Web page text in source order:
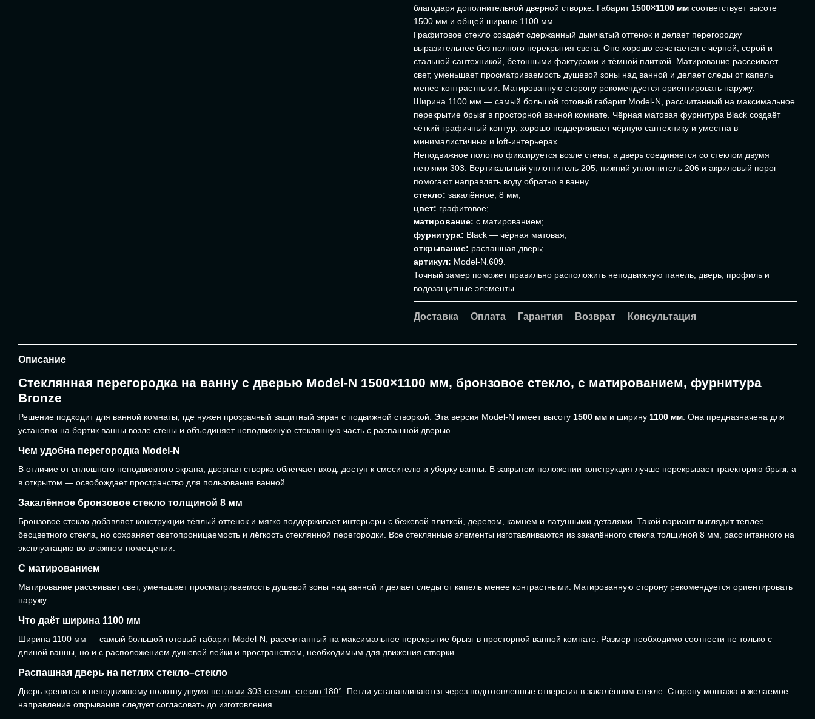
благодаря дополнительной дверной створке. Габарит 1500×1100 мм соответствует высоте
1500 мм и общей ширине 1100 мм.
Графитовое стекло создаёт сдержанный дымчатый оттенок и делает перегородку
выразительнее без полного перекрытия света. Оно хорошо сочетается с чёрной, серой и
стальной сантехникой, бетонными фактурами и тёмной плиткой. Матирование рассеивает
свет, уменьшает просматриваемость душевой зоны над ванной и делает следы от капель
менее контрастными. Матированную сторону рекомендуется ориентировать наружу.
Ширина 1100 мм — самый большой готовый габарит Model-N, рассчитанный на максимальное
перекрытие брызг в просторной ванной комнате. Чёрная матовая фурнитура Black создаёт
чёткий графичный контур, хорошо поддерживает чёрную сантехнику и уместна в
минималистичных и loft-интерьерах.
Неподвижное полотно фиксируется возле стены, а дверь соединяется со стеклом двумя
петлями 303. Вертикальный уплотнитель 205, нижний уплотнитель 206 и акриловый порог
помогают направлять воду обратно в ванну.
стекло: закалённое, 8 мм;
цвет: графитовое;
матирование: с матированием;
фурнитура: Black — чёрная матовая;
открывание: распашная дверь;
артикул: Model-N.609.
Точный замер поможет правильно расположить неподвижную панель, дверь, профиль и
водозащитные элементы.
Доставка Оплата Гарантия Возврат Консультация
Описание
Стеклянная перегородка на ванну с дверью Model-N 1500×1100 мм, бронзовое стекло, с матированием, фурнитура
Bronze
Решение подходит для ванной комнаты, где нужен прозрачный защитный экран с подвижной створкой. Эта версия Model-N имеет высоту 1500 мм и ширину 1100 мм . Она предназначена для
установки на бортик ванны возле стены и объединяет неподвижную стеклянную часть с распашной дверью.
Чем удобна перегородка Model-N
В отличие от сплошного неподвижного экрана, дверная створка облегчает вход, доступ к смесителю и уборку ванны. В закрытом положении конструкция лучше перекрывает траекторию брызг, а
в открытом — освобождает пространство для пользования ванной.
Закалённое бронзовое стекло толщиной 8 мм
Бронзовое стекло добавляет конструкции тёплый оттенок и мягко поддерживает интерьеры с бежевой плиткой, деревом, камнем и латунными деталями. Такой вариант выглядит теплее
бесцветного стекла, но сохраняет светопроницаемость и лёгкость стеклянной перегородки. Все стеклянные элементы изготавливаются из закалённого стекла толщиной 8 мм, рассчитанного на
эксплуатацию во влажном помещении.
С матированием
Матирование рассеивает свет, уменьшает просматриваемость душевой зоны над ванной и делает следы от капель менее контрастными. Матированную сторону рекомендуется ориентировать
наружу.
Что даёт ширина 1100 мм
Ширина 1100 мм — самый большой готовый габарит Model-N, рассчитанный на максимальное перекрытие брызг в просторной ванной комнате. Размер необходимо соотнести не только с
длиной ванны, но и с расположением душевой лейки и пространством, необходимым для движения створки.
Распашная дверь на петлях стекло–стекло
Дверь крепится к неподвижному полотну двумя петлями 303 стекло–стекло 180° . Петли устанавливаются через подготовленные отверстия в закалённом стекле. Сторону монтажа и желаемое
направление открывания следует согласовать до изготовления.